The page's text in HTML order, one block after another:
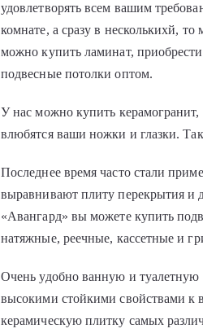
удовлетворять всем вашим
комнате, а сразу в несколькихй,
можно купить ламинат,
подвесные потолки оптом.
У нас можно купить
влюбятся ваши ножки и глазки.
Последнее время часто стали
выравнивают плиту перекрытия
«Авангард» вы можете купить
натяжные, реечные, кассетные и
Очень удобно ванную и туалетную
высокими стойкими свойствами
керамическую плитку самых